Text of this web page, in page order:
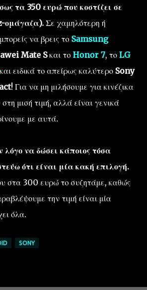
τα 350 ευρώ που κοστίζει σε
ομάγαζα). Σε χαμηλότερη ή
να βρεις το Samsung
Mate Sκαι το Honor 7, το LG
ειδικά το απείρως καλύτερο Sony
! Για να μη μιλήσουμε για κινέζικα
μισή τιμή, αλλά είναι γενικά
με αυτά.
λόγο να δώσει κάποιος τόσα
ότι είναι μία κακή επιλογή.
στα 300 ευρώ το συζητάμε, καθώς
την τιμή είναι μία
όλα.
SONY